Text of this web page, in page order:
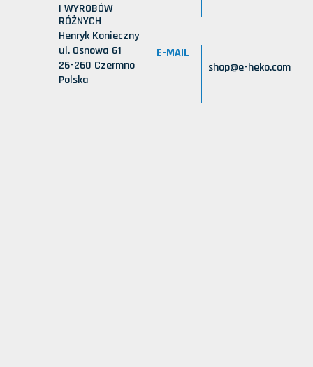
I WYROBÓW
RÓŻNYCH
Henryk Konieczny
ul. Osnowa 61
26-260 Czermno
Polska
E-MAIL
shop@e-heko.com